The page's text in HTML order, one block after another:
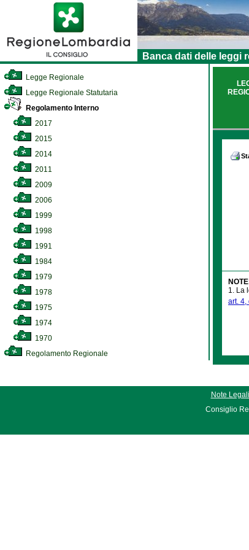
Banca dati delle leggi
Legge Regionale
Legge Regionale Statutaria
Regolamento Interno
2017
2015
2014
2011
2009
2006
1999
1998
1991
1984
1979
1978
1975
1974
1970
Regolamento Regionale
1. La
art. 4,
Note Legali
Consiglio